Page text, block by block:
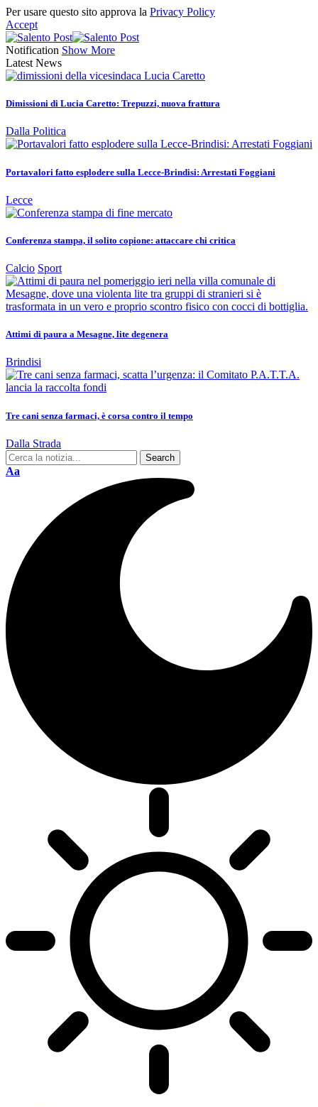
Per usare questo sito approva la Privacy Policy
Accept
Notification Show More
Latest News
Dimissioni di Lucia Caretto: Trepuzzi, nuova frattura
Dalla Politica
Portavalori fatto esplodere sulla Lecce-Brindisi: Arrestati Foggiani
Lecce
Conferenza stampa, il solito copione: attaccare chi critica
Calcio Sport
Attimi di paura a Mesagne, lite degenera
Brindisi
Tre cani senza farmaci, è corsa contro il tempo
Dalla Strada
Aa